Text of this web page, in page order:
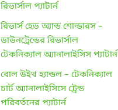
রিভার্সাল প্যাটার্ন
রিভার্স হেড অ্যান্ড শোল্ডারস –
ডাউনট্রেন্ডের রিভার্সাল
টেকনিক্যাল অ্যানালাইসিস প্যাটার্ন
বোল উইথ হ্যান্ডল – টেকনিক্যাল
চার্ট অ্যানালাইসিসে ট্রেন্ড
পরিবর্তনের প্যাটার্ন